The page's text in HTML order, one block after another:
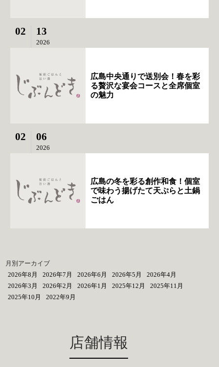
02 13
2026
広島中央通りで送別会！春を彩
る贅沢な宴会コースと全席個室
の魅力
02 06
2026
広島の冬を彩る創作和食！個室
で味わう揚げたて天ぷらと土鍋
ごはん
月別アーカイブ
2026年8月
2026年7月 2026年6月 2026年5月
2026年4月
2026年3月
2026年2月 2026年1月 2025年12月
2025年11月
2025年10月
2022年9月
店舗情報